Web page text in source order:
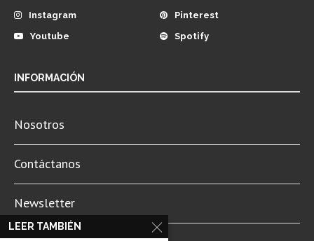
Instagram
Pinterest
Youtube
Spotify
INFORMACIÓN
Nosotros
Contáctanos
Newsletter
LEER TAMBIÉN